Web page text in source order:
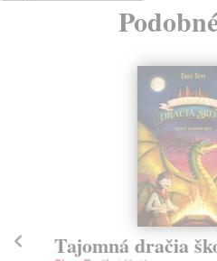
Tajomná dračia